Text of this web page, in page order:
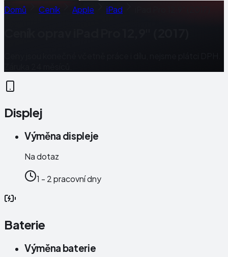
Domů Ceník Apple iPad
Displej
Výměna displeje
Na dotaz
1 - 2 pracovní dny
Baterie
Výměna baterie